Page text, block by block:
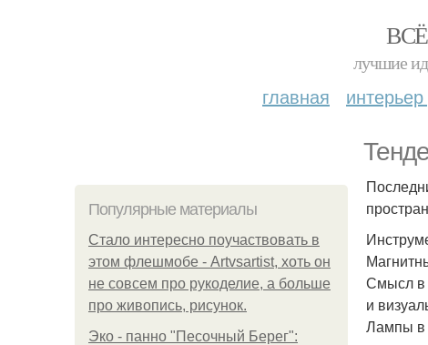
лучшие
главная
Популярные материалы
Стало интересно поучаствовать в
этом флешмобе - Artvsartist, хоть он
не совсем про рукоделие, а больше
про живопись, рисунок.
Эко - панно "Песочный Берег":
Смысл в
и
Лампы в